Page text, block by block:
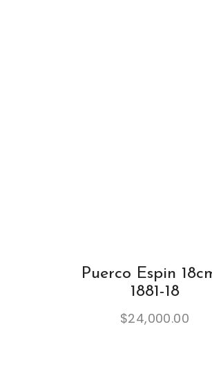
Puerco Espin
1881-18
$24,000.00